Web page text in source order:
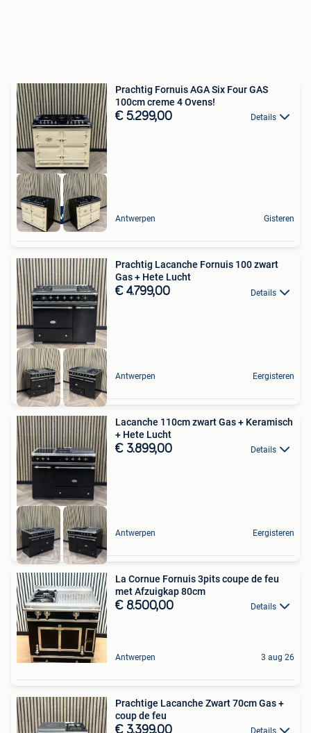
4 Ovens
Prachtig Fornuis AGA Six Four GAS
100cm creme 4 Ovens!
€ 5.299,00 Details
Antwerpen Gisteren
Prachtig Lacanche Fornuis 100 zwart
Gas + Hete Lucht
€ 4.799,00 Details
Antwerpen Eergisteren
Lacanche 110cm zwart Gas + Keramisch
+ Hete Lucht
€ 3.899,00 Details
Antwerpen Eergisteren
La Cornue Fornuis 3pits coupe de feu
met Afzuigkap 80cm
€ 8.500,00 Details
Antwerpen 3 aug 26
Prachtige Lacanche Zwart 70cm Gas +
coup de feu
€ 3.399,00 Details